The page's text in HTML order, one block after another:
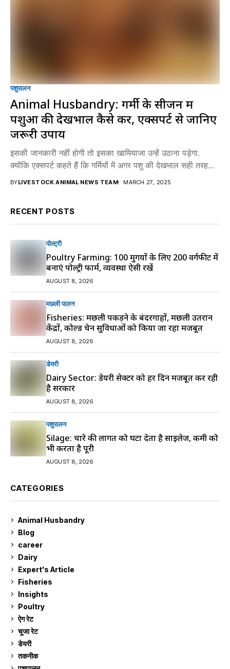
पशुपालन
Animal Husbandry: गर्मी के सीजन में
पशुओं की देखभाल कैसे करें, एक्सपर्ट से जानिए
जरूरी उपाय
इसकी जानकारी नहीं होगी तो इसका खामियाजा उन्हें उठाना पड़ेगा.
क्योंकि एक्सपर्ट कहते हैं कि गर्मियों में अगर पशु की देखभाल सही तरह...
BYLIVESTOCK ANIMAL NEWS TEAM MARCH 27, 2025
RECENT POSTS
पोल्ट्री
Poultry Farming: 100 मुर्गियों के लिए 200 वर्गफीट में
बनाएं पोल्ट्री फार्म, व्यवस्था ऐसी रखें
AUGUST 8, 2026
मछली पालन
Fisheries: मछली पकड़ने के बंदरगाहों, मछली उतरान
केंद्रों, कोल्ड चेन सुविधाओं को किया जा रहा मजबूत
AUGUST 8, 2026
डेयरी
Dairy Sector: डेयरी सेक्टर को हर दिन मजबूत कर रही
है सरकार
AUGUST 8, 2026
पशुपालन
Silage: चारे की लागत को घटा देता है साइलेज, कमी को
भी करता है पूरी
AUGUST 8, 2026
CATEGORIES
Animal Husbandry
Blog
career
Dairy
Expert's Article
Fisheries
Insights
Poultry
ऐग रेट
चूजा रेट
डेयरी
तकनीक